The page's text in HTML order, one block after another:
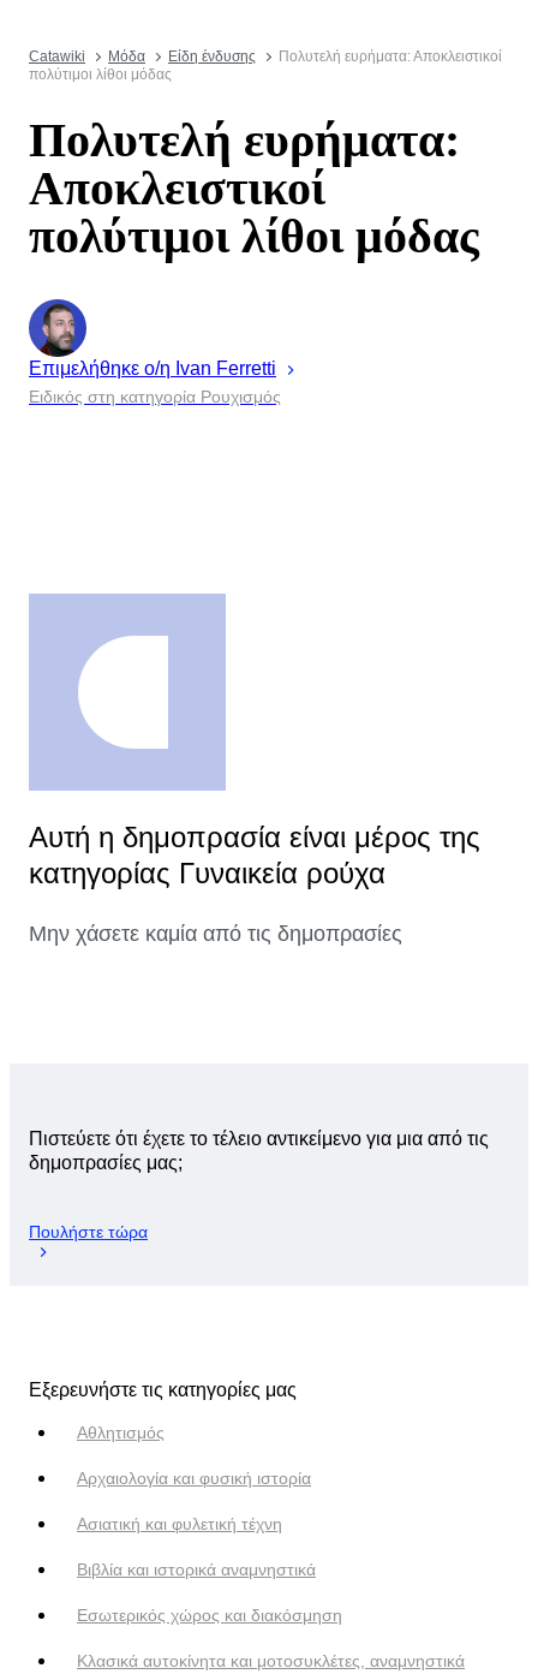
Catawiki Μόδα Είδη ένδυσης
Πολυτελή ευρήματα: Αποκλειστικοί
πολύτιμοι λίθοι μόδας
Πολυτελή ευρήματα:
Αποκλειστικοί
πολύτιμοι λίθοι μόδας
Επιμελήθηκε ο/η Ivan Ferretti
Ειδικός στη κατηγορία Ρουχισμός
Αυτή η δημοπρασία είναι μέρος της
κατηγορίας Γυναικεία ρούχα
Μην χάσετε καμία από τις δημοπρασίες
Πιστεύετε ότι έχετε το τέλειο αντικείμενο για μια από τις
δημοπρασίες μας;
Πουλήστε τώρα
Εξερευνήστε τις κατηγορίες μας
Αθλητισμός
Αρχαιολογία και φυσική ιστορία
Ασιατική και φυλετική τέχνη
Βιβλία και ιστορικά αναμνηστικά
Εσωτερικός χώρος και διακόσμηση
Κλασικά αυτοκίνητα και μοτοσυκλέτες, αναμνηστικά